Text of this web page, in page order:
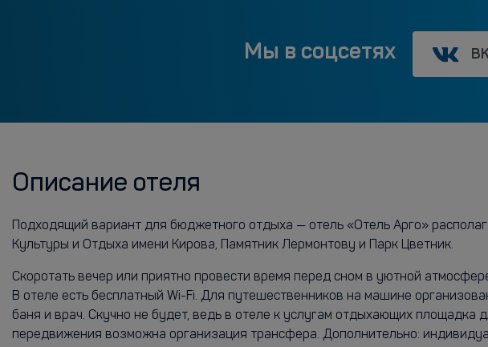
Мы в соцсетях
Описание отеля
Подходящий вариант для бюджетного отдыха — отель «Отель Арго»
Культуры и Отдыха имени Кирова, Памятник Лермонтову и Парк Цветник.
Скоротать вечер или приятно провести время перед сном в уютной
В отеле есть бесплатный Wi-Fi. Для путешественников на машине
баня и врач. Скучно не будет, ведь в отеле к услугам отдыхающих
передвижения возможна организация трансфера. Дополнительно: